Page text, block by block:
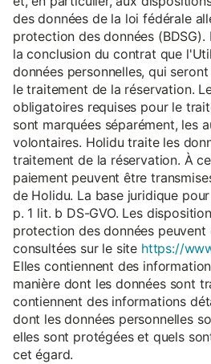
des données de la loi fédérale
protection des données (BDSG).
la conclusion du contrat que
données personnelles, qui
le traitement de la réservation.
obligatoires requises pour le
sont marquées séparément, les
volontaires. Holidu traite les
traitement de la réservation. À
paiement peuvent être
de Holidu. La base juridique
p. 1 lit. b DS-GVO. Les
protection des données peuvent
consultées sur le site https://
Elles contiennent des
manière dont les données sont
contiennent des informations
dont les données personnelles
elles sont protégées et quels
cet égard.